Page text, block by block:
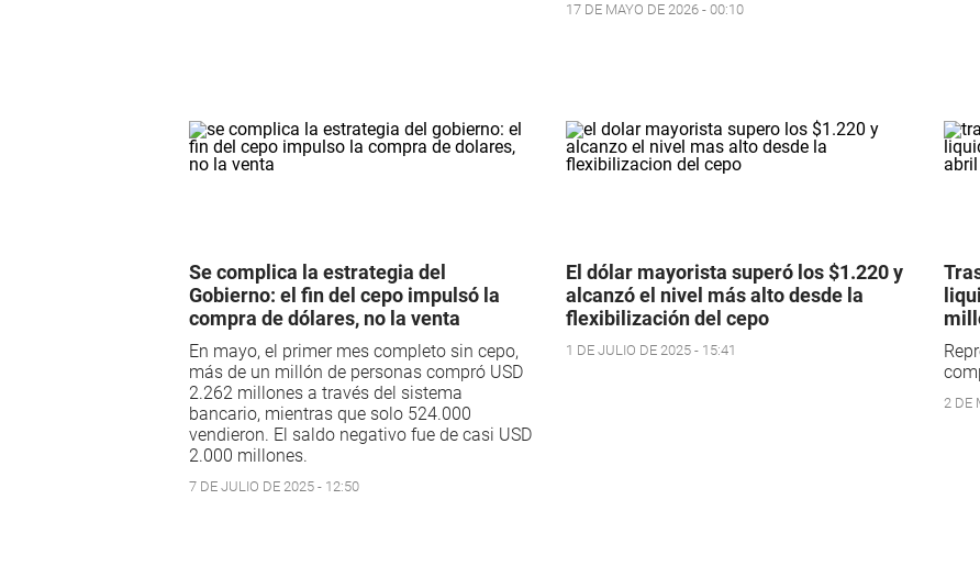
17 DE MAYO DE 2026 - 00:10
Se complica la estrategia del
Gobierno: el fin del cepo impulsó la
compra de dólares, no la venta
En mayo, el primer mes completo sin cepo,
más de un millón de personas compró USD
2.262 millones a través del sistema
bancario, mientras que solo 524.000
vendieron. El saldo negativo fue de casi USD
2.000 millones.
7 DE JULIO DE 2025 - 12:50
El dólar mayorista superó los $1.220 y
alcanzó el nivel más alto desde la
flexibilización del cepo
1 DE JULIO DE 2025 - 15:41
2 DE